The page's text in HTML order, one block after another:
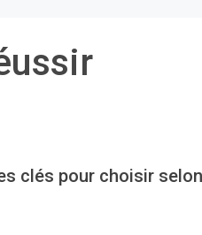
clés pour choisir selon